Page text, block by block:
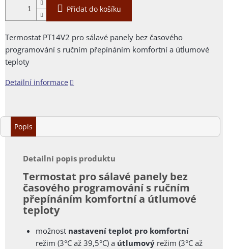
Přidat do košíku
Termostat PT14V2 pro sálavé panely bez časového
programování s ručním přepínáním komfortní a útlumové
teploty
Detailní informace
Popis
Detailní popis produktu
Termostat pro sálavé panely bez
časového programování s ručním
přepínáním komfortní a útlumové
teploty
možnost nastavení teplot pro komfortní
režim (3°C až 39,5°C) a útlumový režim (3°C až